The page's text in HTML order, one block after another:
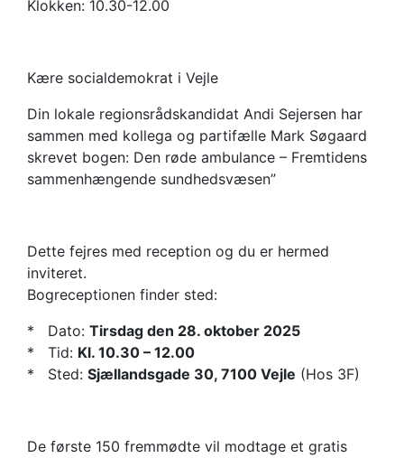
Klokken: 10.30-12.00
Kære socialdemokrat i Vejle
Din lokale regionsrådskandidat Andi Sejersen har
sammen med kollega og partifælle Mark Søgaard
skrevet bogen: Den røde ambulance – Fremtidens
sammenhængende sundhedsvæsen”
Dette fejres med reception og du er hermed
inviteret.
Bogreceptionen finder sted:
* Dato: Tirsdag den 28. oktober 2025
* Tid: Kl. 10.30 – 12.00
* Sted: Sjællandsgade 30, 7100 Vejle (Hos 3F)
De første 150 fremmødte vil modtage et gratis